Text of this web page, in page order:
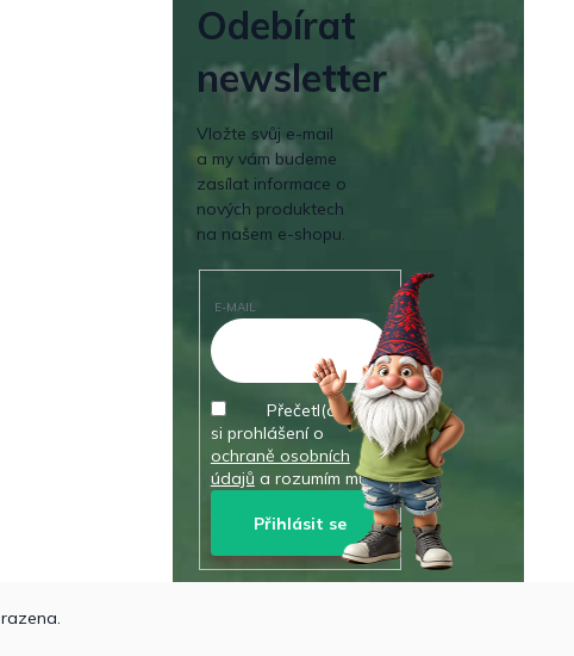
Odebírat
newsletter
Vložte svůj e-mail
a my vám budeme
zasílat informace o
nových produktech
na našem e-shopu.
E-MAIL
Přečetl(a) jsem
si prohlášení o
ochraně osobních
údajů a rozumím mu.
Přihlásit se